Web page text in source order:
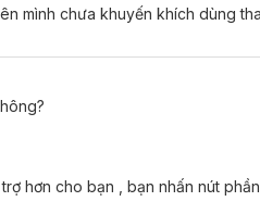
mình chưa khuyến khích dùng
hơn cho bạn , bạn nhấn nút